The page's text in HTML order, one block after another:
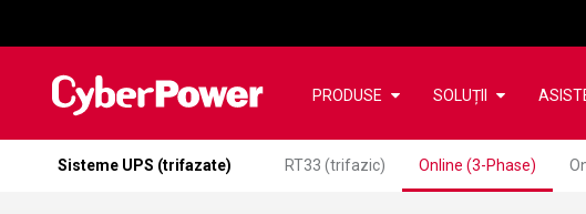
PRODUSE SOLUȚII
Sisteme UPS (trifazate) RT33 (trifazic) Online (3-Phase)